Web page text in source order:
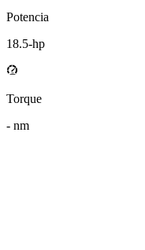
Potencia
18.5-hp
Torque
- nm